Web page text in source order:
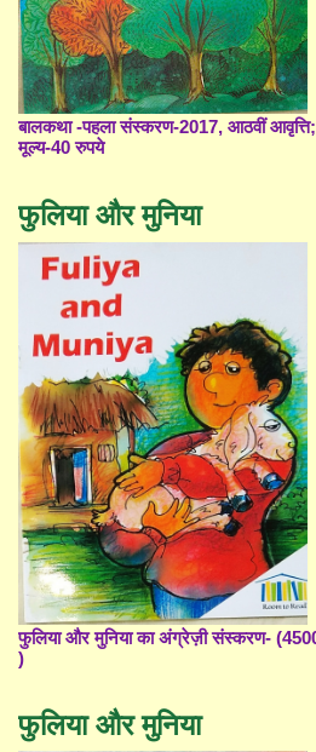
बालकथा -पहला संस्करण-2017, आठवीं
मूल्य-40 रुपये
फुलिया और मुनिया
फुलिया और मुनिया का अंग्रेज़ी संस्करण- (4500
)
फुलिया और मुनिया